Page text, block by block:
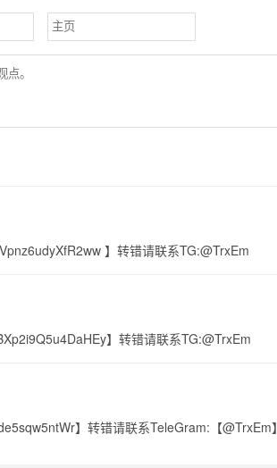
】转错请联系TG:@TrxEm
】转错请联系TG:@TrxEm
】转错请联系TeleGram:【@TrxEm】